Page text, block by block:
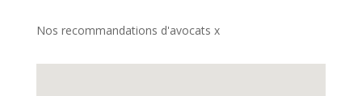
Nos recommandations d'avocats x